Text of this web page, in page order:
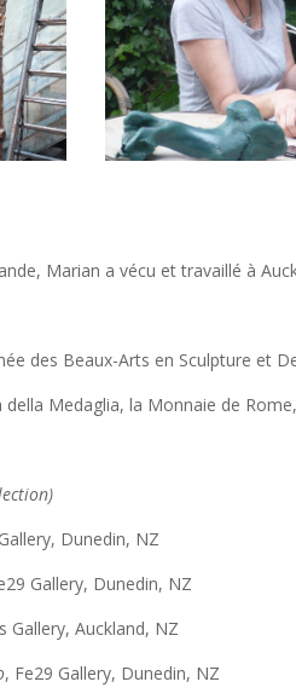
Marian a vécu et travaillé à
des Beaux-Arts en Sculpture et
della Medaglia, la Monnaie de
Dunedin, NZ
Gallery, Dunedin, NZ
Gallery, Auckland, NZ
, Fe29 Gallery, Dunedin, NZ